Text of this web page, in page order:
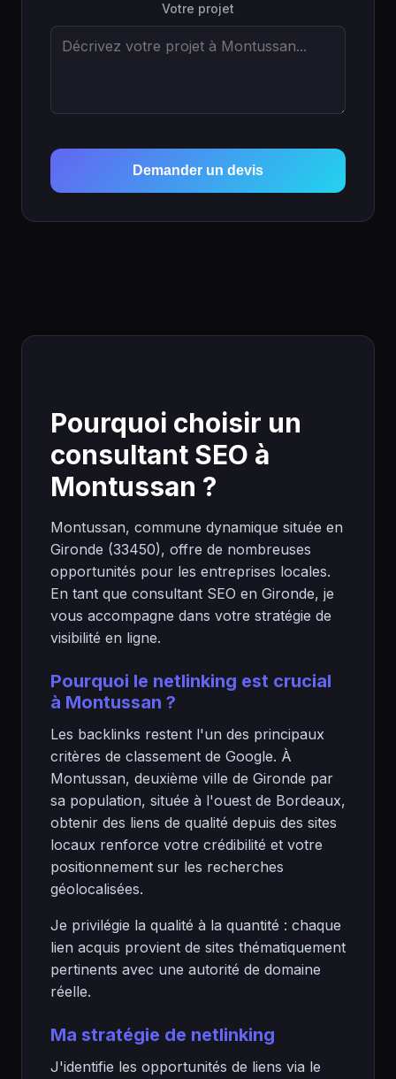
Votre projet
Demander un devis
Pourquoi choisir un
consultant SEO à
Montussan ?
Montussan, commune dynamique située en
Gironde (33450), offre de nombreuses
opportunités pour les entreprises locales.
En tant que consultant SEO en Gironde, je
vous accompagne dans votre stratégie de
visibilité en ligne.
Pourquoi le netlinking est crucial
à Montussan ?
Les backlinks restent l'un des principaux
critères de classement de Google. À
Montussan, deuxième ville de Gironde par
sa population, située à l'ouest de Bordeaux,
obtenir des liens de qualité depuis des sites
locaux renforce votre crédibilité et votre
positionnement sur les recherches
géolocalisées.
Je privilégie la qualité à la quantité : chaque
lien acquis provient de sites thématiquement
pertinents avec une autorité de domaine
réelle.
Ma stratégie de netlinking
J'identifie les opportunités de liens via le